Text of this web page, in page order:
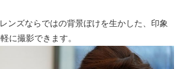
ンズならではの背景ぼけを生かした、印象
に撮影できます。